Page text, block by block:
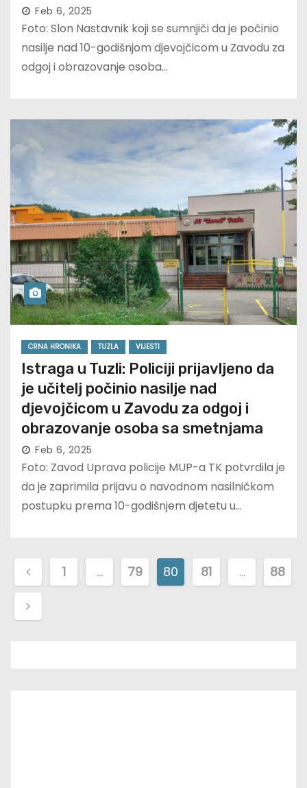
Feb 6, 2025
Foto: Slon Nastavnik koji se sumnjiči da je počinio
nasilje nad 10-godišnjom djevojčicom u Zavodu za
odgoj i obrazovanje osoba…
CRNA HRONIKA TUZLA VIJESTI
Istraga u Tuzli: Policiji prijavljeno da
je učitelj počinio nasilje nad
djevojčicom u Zavodu za odgoj i
obrazovanje osoba sa smetnjama
Feb 6, 2025
Foto: Zavod Uprava policije MUP-a TK potvrdila je
da je zaprimila prijavu o navodnom nasilničkom
postupku prema 10-godišnjem djetetu u…
o
1 … 79 80 81 … 88